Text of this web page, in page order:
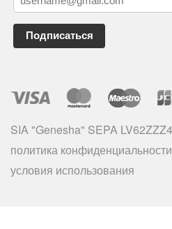
Подписаться
SIA "Genesha" SEPA
политика конфиденциальности
условия использования